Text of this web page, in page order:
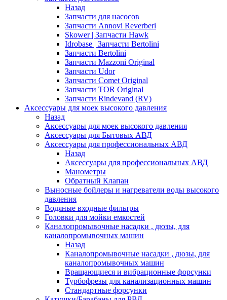
Назад
Запчасти для насосов
Запчасти Annovi Reverberi
Skower | Запчасти Hawk
Idrobase | Запчасти Bertolini
Запчасти Bertolini
Запчасти Mazzoni Original
Запчасти Udor
Запчасти Comet Original
Запчасти TOR Original
Запчасти Rindevand (RV)
Аксессуары для моек высокого давления
Назад
Аксессуары для моек высокого давления
Аксессуары для Бытовых АВД
Аксессуары для профессиональных АВД
Назад
Аксессуары для профессиональных АВД
Манометры
Обратный Клапан
Выносные бойлеры и нагреватели воды высокого
давления
Водяные входные фильтры
Головки для мойки емкостей
Каналопромывочные насадки , дюзы, для
каналопромывочных машин
Назад
Каналопромывочные насадки , дюзы, для
каналопромывочных машин
Вращающиеся и вибрационные форсунки
Турбофрезы для канализационных машин
Стандартные форсунки